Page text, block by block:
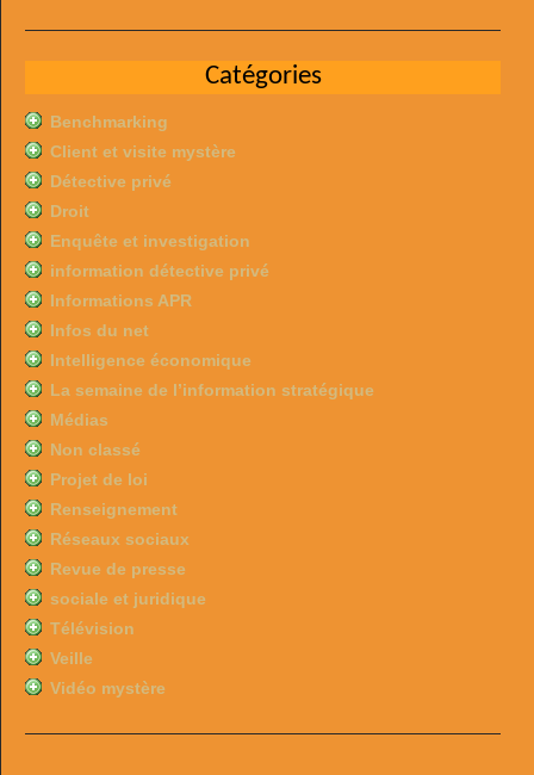
Catégories
Benchmarking
Client et visite mystère
Détective privé
Droit
Enquête et investigation
information détective privé
Informations APR
Infos du net
Intelligence économique
La semaine de l’information stratégique
Médias
Non classé
Projet de loi
Renseignement
Réseaux sociaux
Revue de presse
sociale et juridique
Télévision
Veille
Vidéo mystère